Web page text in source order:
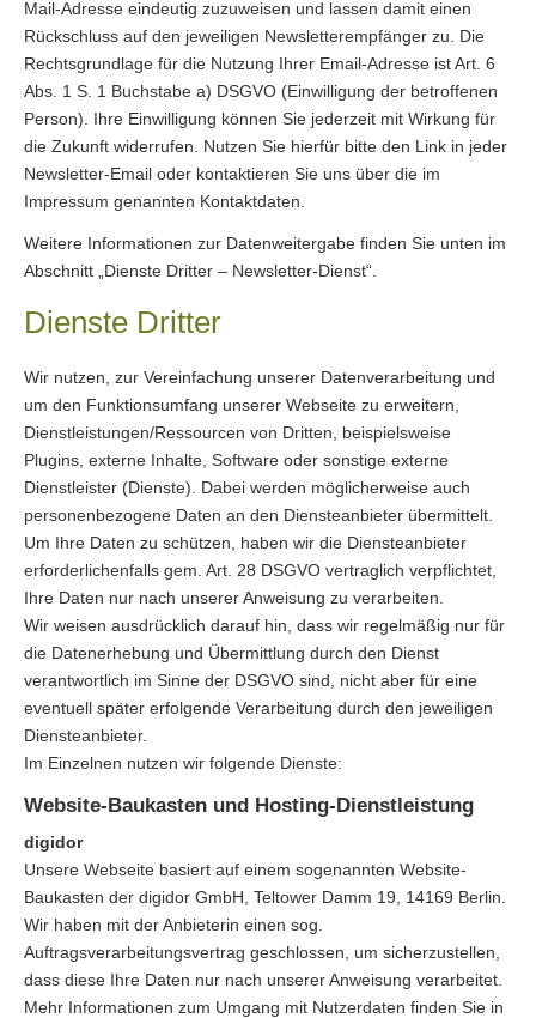
Mail-Adresse eindeutig zuzuweisen und lassen damit einen
Rückschluss auf den jeweiligen Newsletterempfänger zu. Die
Rechtsgrundlage für die Nutzung Ihrer Email-Adresse ist Art. 6
Abs. 1 S. 1 Buchstabe a) DSGVO (Einwilligung der betroffenen
Person). Ihre Einwilligung können Sie jederzeit mit Wirkung für
die Zukunft widerrufen. Nutzen Sie hierfür bitte den Link in jeder
Newsletter-Email oder kontaktieren Sie uns über die im
Impressum genannten Kontaktdaten.
Weitere Informationen zur Datenweitergabe finden Sie unten im
Abschnitt „Dienste Dritter – Newsletter-Dienst“.
Dienste Dritter
Wir nutzen, zur Vereinfachung unserer Datenverarbeitung und
um den Funktionsumfang unserer Webseite zu erweitern,
Dienstleistungen/Ressourcen von Dritten, beispielsweise
Plugins, externe Inhalte, Software oder sonstige externe
Dienstleister (Dienste). Dabei werden möglicherweise auch
personenbezogene Daten an den Diensteanbieter übermittelt.
Um Ihre Daten zu schützen, haben wir die Diensteanbieter
erforderlichenfalls gem. Art. 28 DSGVO vertraglich verpflichtet,
Ihre Daten nur nach unserer Anweisung zu verarbeiten.
Wir weisen ausdrücklich darauf hin, dass wir regelmäßig nur für
die Datenerhebung und Übermittlung durch den Dienst
verantwortlich im Sinne der DSGVO sind, nicht aber für eine
eventuell später erfolgende Verarbeitung durch den jeweiligen
Diensteanbieter.
Im Einzelnen nutzen wir folgende Dienste:
Website-Baukasten und Hosting-Dienstleistung
digidor
Unsere Webseite basiert auf einem sogenannten Website-
Baukasten der digidor GmbH, Teltower Damm 19, 14169 Berlin.
Wir haben mit der Anbieterin einen sog.
Auftragsverarbeitungsvertrag geschlossen, um sicherzustellen,
dass diese Ihre Daten nur nach unserer Anweisung verarbeitet.
Mehr Informationen zum Umgang mit Nutzerdaten finden Sie in